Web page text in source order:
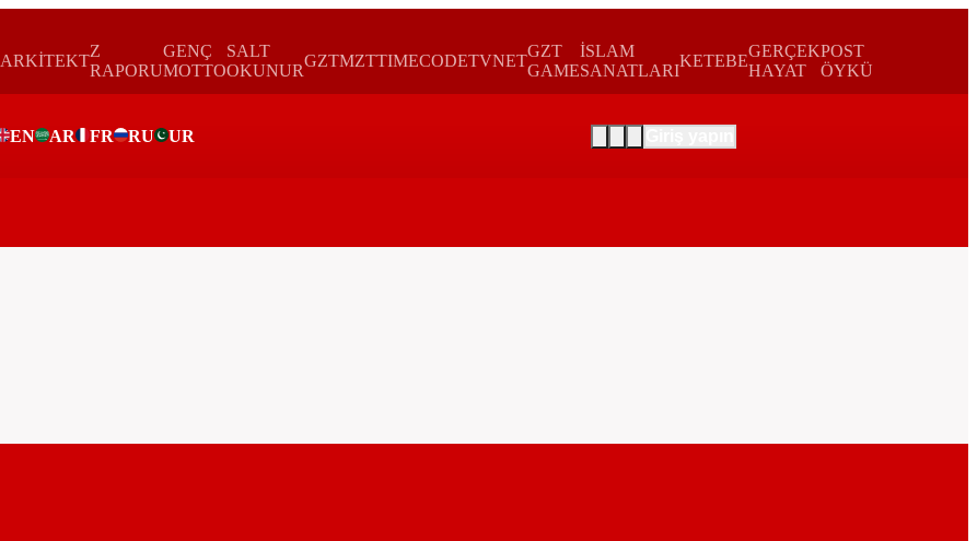
ARKİTEKT
Z
RAPORU
GENÇ
MOTTO
SALT
OKUNUR
GZTMZTTIMECODETVNET
GZT
GAME
İSLAM
SANATLARI
KETEBE
GERÇEK
HAYAT
POST
ÖYKÜ
EN AR FR RU UR